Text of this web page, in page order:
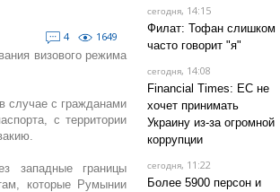
4
1649
визового режима
случае с гражданами
с территории
западные границы
которые Румынии
сегодня, 14:15
Филат: Тофан слишком
часто говорит "я"
сегодня, 14:08
Financial Times: ЕС не
хочет принимать
Украину из-за огромной
коррупции
сегодня, 11:22
Более 5900 персон и